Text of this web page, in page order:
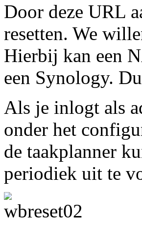
Door deze URL
resetten. We
Hierbij kan een
een Synology.
Als je inlogt als
onder het
de taakplanner
periodiek uit te